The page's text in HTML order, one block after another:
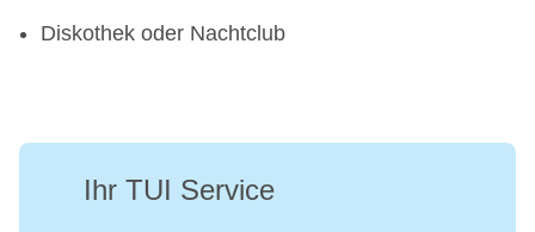
Diskothek oder Nachtclub
Ihr TUI Service